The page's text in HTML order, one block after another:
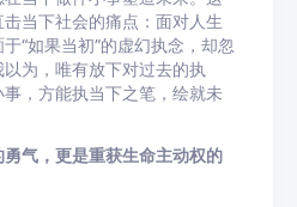
当下社会的痛点：面对人生
“如果当初”的虚幻执念，却忽
为，唯有放下对过去的执
，方能执当下之笔，绘就未
气，更是重获生命主动权的